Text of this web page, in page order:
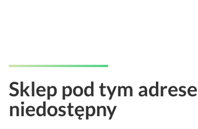
Sklep pod tym
niedostępny